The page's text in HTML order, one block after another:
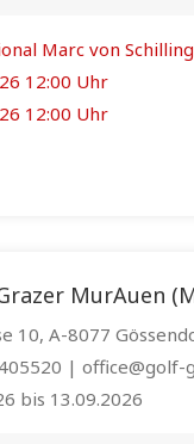
Marc von Schilling
12:00 Uhr
12:00 Uhr
MurAuen
10, A-8077
|
bis 13.09.2026